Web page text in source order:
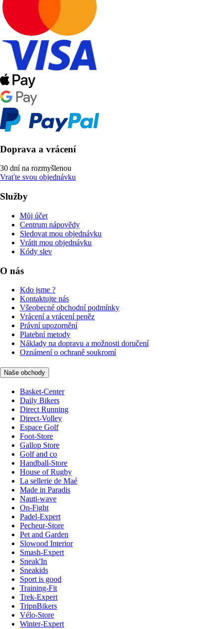
Doprava a vrácení
30 dní na rozmyšlenou
Vraťte svou objednávku
Služby
Můj účet
Centrum nápovědy
Sledovat mou objednávku
Vrátit mou objednávku
Kódy slev
O nás
Kdo jsme ?
Kontaktujte nás
Všeobecné obchodní podmínky
Vrácení a vrácení peněz
Právní upozornění
Platební metody
Náklady na dopravu a možnosti doručení
Oznámení o ochraně soukromí
Naše obchody
Basket-Center
Daily Bikers
Direct Running
Direct-Volley
Espace Golf
Foot-Store
Gallop Store
Golf and co
Handball-Store
House of Rugby
La sellerie de Maé
Made in Paradis
Nauti-wave
On-Fight
Padel-Expert
Pecheur-Store
Pet and Garden
Slowood Interior
Smash-Expert
Sneak'In
Sneakids
Sport is good
Training-Fit
Trek-Expert
TripnBikers
Vélo-Store
Winter-Expert